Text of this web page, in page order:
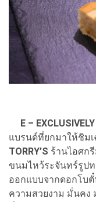
E – EXCLUSIVELY
แบรนด์ที่ยกมาให้ชิม
TORRY’S ร้านไอศก
ขนมไหว้ระจันทร์รูปท
ออกแบบจากดอกโบ
ความสวยงาม มั่นคง